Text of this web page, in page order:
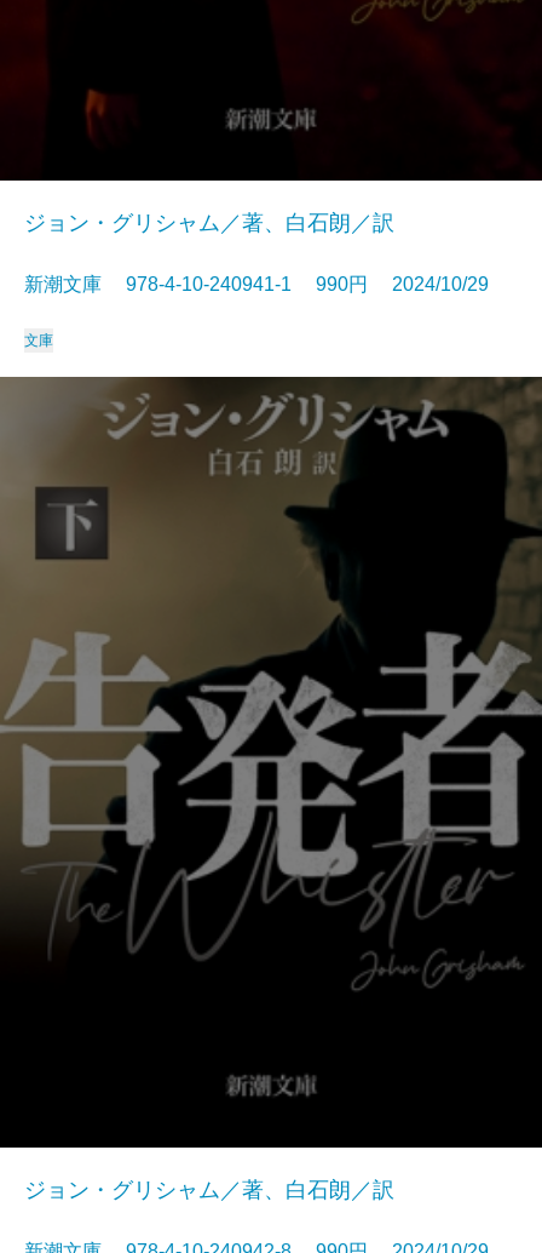
ジョン・グリシャム／著、白石朗／訳
新潮文庫 978-4-10-240941-1 990円 2024/10/29
文庫
ジョン・グリシャム／著、白石朗／訳